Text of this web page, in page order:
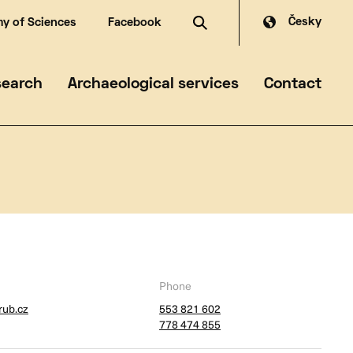
of Sciences Facebook Česky
Archaeological services Contact
Phone
553 821 602
778 474 855